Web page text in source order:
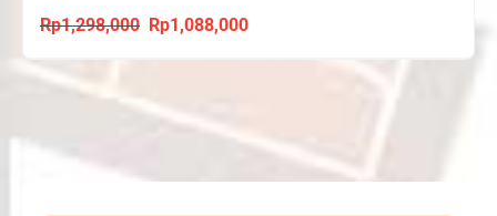
Rp1,298,000
Original
Rp1,298,000.
Rp1,088,000Current